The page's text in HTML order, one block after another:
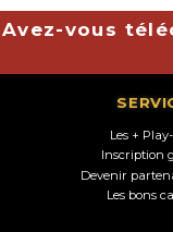
Avez-vous
Les +
Inscription
Devenir
Les bons